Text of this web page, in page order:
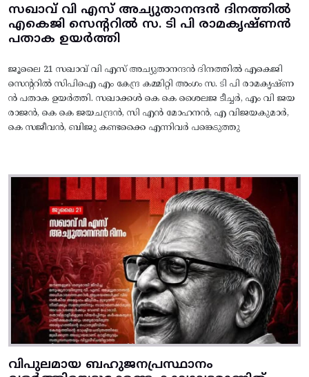
സഖാവ് വി എസ് അച്യുതാനന്ദൻ ദിനത്തിൽ
എകെജി സെന്ററിൽ സ. ടി പി രാമകൃഷ്‌ണൻ
പതാക ഉയർത്തി
ജൂലൈ 21 സഖാവ് വി എസ് അച്യുതാനന്ദൻ ദിനത്തിൽ എകെജി
സെന്ററിൽ സിപിഐ എം കേന്ദ്ര കമ്മിറ്റി അംഗം സ. ടി പി രാമകൃഷ്‌ണ
ൻ പതാക ഉയർത്തി. സഖാക്കൾ കെ കെ ശൈലജ ടീച്ചർ, എം വി ജയ
രാജൻ, കെ കെ ജയചന്ദ്രൻ, സി എൻ മോഹനൻ, എ വിജയകുമാർ,
കെ സജീവൻ, ബിജു കണ്ടക്കൈ എന്നിവർ പങ്കെടുത്തു
വിപുലമായ ബഹുജനപ്രസ്ഥാനം